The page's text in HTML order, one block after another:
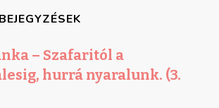
– Szafaritól a
hurrá nyaralunk. (3.